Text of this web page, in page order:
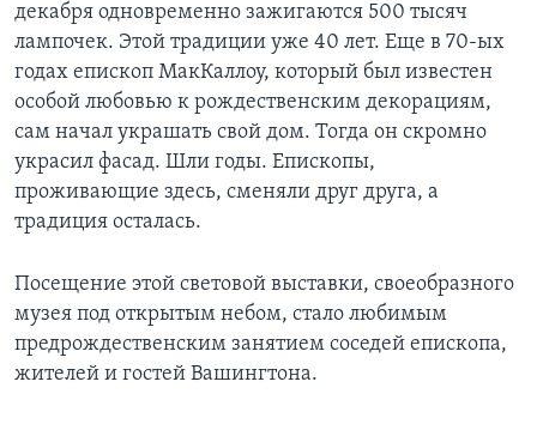
декабря одновременно зажигаются 500 тысяч
лампочек. Этой традиции уже 40 лет. Еще в 70-ых
годах епископ МакКаллоу, который был известен
особой любовью к рождественским декорациям,
сам начал украшать свой дом. Тогда он скромно
украсил фасад. Шли годы. Епископы,
проживающие здесь, сменяли друг друга, а
традиция осталась.
Посещение этой световой выставки, своеобразного
музея под открытым небом, стало любимым
предрождественским занятием соседей епископа,
жителей и гостей Вашингтона.